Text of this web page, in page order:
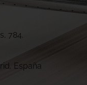
784.
España